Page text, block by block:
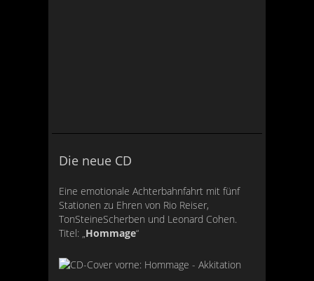
Die neue CD
Eine emotionale Achterbahnfahrt mit fünf
Stationen zu Ehren von Rio Reiser,
TonSteineScherben und Leonard Cohen.
Titel: „Hommage“